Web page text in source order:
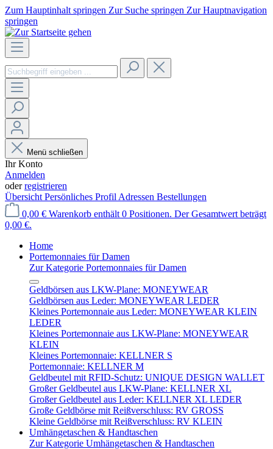
Zum Hauptinhalt springen Zur Suche springen Zur Hauptnavigation
springen
Menü schließen
Ihr Konto
Anmelden
oderregistrieren
Übersicht Persönliches Profil Adressen Bestellungen
0,00 € Warenkorb enthält 0 Positionen. Der Gesamtwert beträgt
0,00 €.
Home
Portemonnaies für Damen
Zur Kategorie Portemonnaies für Damen
Geldbörsen aus LKW-Plane: MONEYWEAR
Geldbörsen aus Leder: MONEYWEAR LEDER
Kleines Portemonnaie aus Leder: MONEYWEAR KLEIN
LEDER
Kleines Portemonnaie aus LKW-Plane: MONEYWEAR
KLEIN
Kleines Portemonnaie: KELLNER S
Portemonnaie: KELLNER M
Geldbeutel mit RFID-Schutz: UNIQUE DESIGN WALLET
Großer Geldbeutel aus LKW-Plane: KELLNER XL
Großer Geldbeutel aus Leder: KELLNER XL LEDER
Große Geldbörse mit Reißverschluss: RV GROSS
Kleine Geldbörse mit Reißverschluss: RV KLEIN
Umhängetaschen & Handtaschen
Zur Kategorie Umhängetaschen & Handtaschen